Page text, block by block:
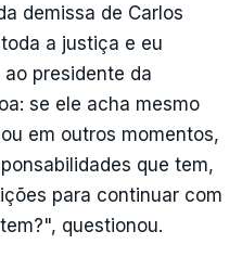
demissa de Carlos
a justiça e eu
presidente da
se ele acha mesmo
em outros momentos,
que tem,
para continuar com
questionou.